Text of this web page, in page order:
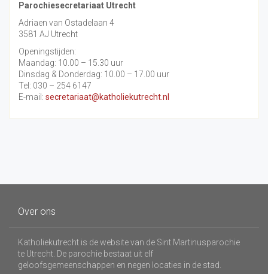
Parochiesecretariaat Utrecht
Adriaen van Ostadelaan 4
3581 AJ Utrecht
Openingstijden:
Maandag: 10.00 – 15.30 uur
Dinsdag & Donderdag: 10.00 – 17.00 uur
Tel: 030 – 254 6147
E-mail: secretariaat@katholiekutrecht.nl
Over ons
Katholiekutrecht is de website van de Sint Martinusparochie
te Utrecht. De parochie bestaat uit elf
geloofsgemeenschappen en negen locaties in de stad.